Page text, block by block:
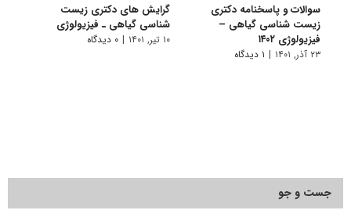
سوالات و پاسخنامه دکتری
زیست شناسی گیاهی –
فیزیولوژی ۱۴۰۲
۲۳ آذر, ۱۴۰۱ | ۱ دیدگاه
گرایش های دکتری زیست
شناسی ﮔﻴﺎهی ـ ﻓﻴﺰﻳﻮﻟﻮژی
۱۰ تیر, ۱۴۰۱ | ۰ دیدگاه
جست و جو